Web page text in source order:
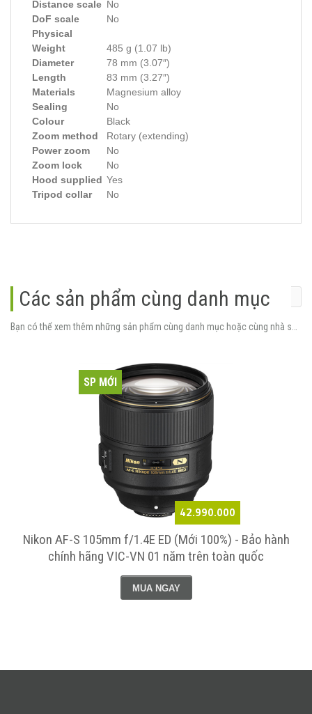
Distance scale No
DoF scale
No
Physical
Weight
485 g (1.07 lb)
Diameter
78 mm (3.07″)
Length
83 mm (3.27″)
Materials
Magnesium alloy
Sealing
No
Colour
Black
Zoom method
Rotary (extending)
Power zoom
No
Zoom lock
No
Hood supplied Yes
Tripod collar
No
Các sản phẩm cùng danh mục
42.990.000
SP MỚI
Nikon AF-S 105mm f/1.4E ED (Mới 100%) - Bảo hành
chính hãng VIC-VN 01 năm trên toàn quốc
MUA NGAY